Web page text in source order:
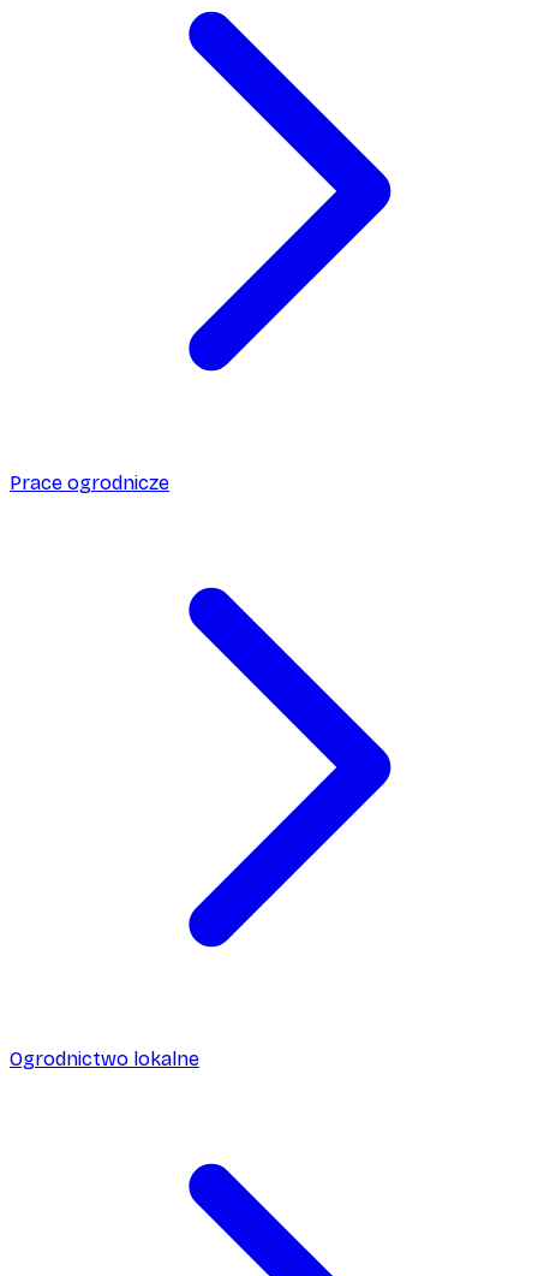
Prace ogrodnicze
Ogrodnictwo lokalne